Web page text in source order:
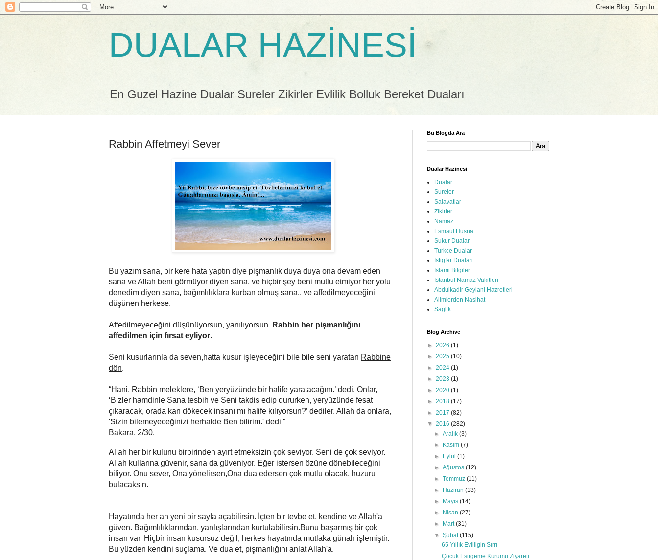
DUALAR HAZİNESİ
En Guzel Hazine Dualar Sureler Zikirler Evlilik Bolluk Bereket Duaları
Rabbin Affetmeyi Sever
Bu yazım sana, bir kere hata yaptın diye pişmanlık duya duya ona devam eden
sana ve Allah beni görmüyor diyen sana, ve hiçbir şey beni mutlu etmiyor her yolu
denedim diyen sana, bağımlılıklara kurban olmuş sana.. ve affedilmeyeceğini
düşünen herkese.
Affedilmeyeceğini düşünüyorsun, yanılıyorsun. Rabbin her pişmanlığını
affedilmen için fırsat eyliyor.
Seni kusurlarınla da seven,hatta kusur işleyeceğini bile bile seni yaratan Rabbine
dön.
“Hani, Rabbin meleklere, ‘Ben yeryüzünde bir halife yaratacağım.’ dedi. Onlar,
‘Bizler hamdinle Sana tesbih ve Seni takdis edip dururken, yeryüzünde fesat
çıkaracak, orada kan dökecek insanı mı halife kılıyorsun?’ dediler. Allah da onlara,
'Sizin bilemeyeceğinizi herhalde Ben bilirim.' dedi.”
Bakara, 2/30.
Allah her bir kulunu birbirinden ayırt etmeksizin çok seviyor. Seni de çok seviyor.
Allah kullarına güvenir, sana da güveniyor. Eğer istersen özüne dönebileceğini
biliyor. Onu sever, Ona yönelirsen,Ona dua edersen çok mutlu olacak, huzuru
bulacaksın.
Hayatında her an yeni bir sayfa açabilirsin. İçten bir tevbe et, kendine ve Allah'a
güven. Bağımlılıklarından, yanlışlarından kurtulabilirsin.Bunu başarmış bir çok
insan var. Hiçbir insan kusursuz değil, herkes hayatında mutlaka günah işlemiştir.
Bu yüzden kendini suçlama. Ve dua et, pişmanlığını anlat Allah'a.
Bu Blogda Ara
Dualar Hazinesi
Dualar
Sureler
Salavatlar
Zikirler
Namaz
Esmaul Husna
Sukur Dualari
Turkce Dualar
İstigfar Dualari
İslami Bilgiler
İstanbul Namaz Vakitleri
Abdulkadir Geylani Hazretleri
Alimlerden Nasihat
Saglik
Blog Archive
► 2026 (1)
► 2025 (10)
► 2024 (1)
► 2023 (1)
► 2020 (1)
► 2018 (17)
► 2017 (82)
▼ 2016 (282)
►Aralık(3)
►
Kasım(7)
►
Eylül(1)
►Ağustos(12)
►Temmuz(11)
►
Haziran(13)
►
Mayıs(14)
►
Nisan(27)
►
Mart(31)
▼Şubat(115)
65 Yıllık Evliligin Sırrı
Çocuk Esirgeme Kurumu Ziyareti